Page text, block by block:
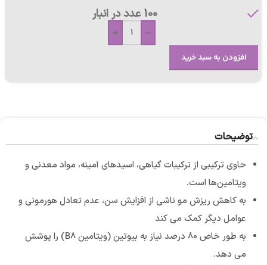
100 عدد در انبار
-
+
افزودن به سبد خرید
توضیحات
حاوی ترکیبی از ترکیبات گیاهی، اسیدهای آمینه، مواد معدنی و
ویتامین‌ها است.
به کاهش ریزش مو ناشی از افزایش سن، عدم تعادل هورمونی و
عوامل دیگر کمک می کند
به طور خاص 80 درصد نیاز به بیوتین (ویتامین B8) را پوشش
می دهد.